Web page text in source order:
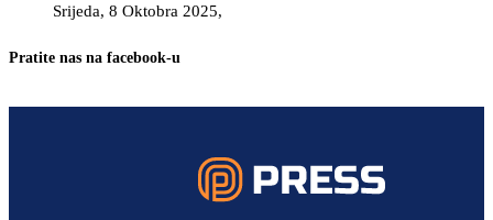
Srijeda, 8 Oktobra 2025,
Pratite nas na facebook-u